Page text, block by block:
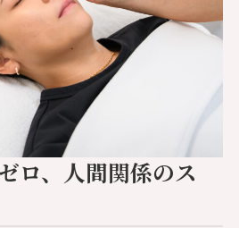
ロ、人間関係のス